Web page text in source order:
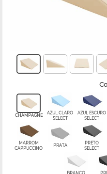
CHAMPAGNE
AZUL CLARO
SELECT
AZUL ESCURO
SELECT
MARROM
CAPPUCCINO
PRATA
PRETO
SELECT
BRANCO